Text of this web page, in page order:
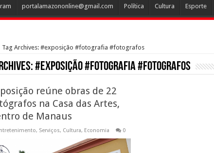
portalamazononline@gmail.com Política Cultura Esporte
Tag Archives: #exposição #fotografia #fotografos
#exposição #fotografia #fotografos
reúne obras de 22
na Casa das Artes,
de Manaus
, Serviços, Cultura, Economia 0